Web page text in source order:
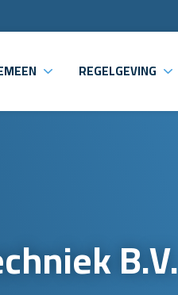
REGELGEVING
B.V.